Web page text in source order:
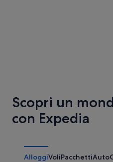
Scopri un
con Expedia
AlloggiVoliPacchettiAuto